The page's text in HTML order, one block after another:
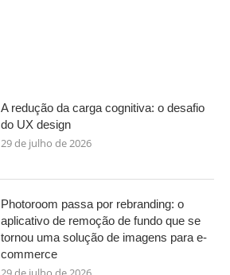
A redução da carga cognitiva: o desafio
do UX design
29 de julho de 2026
Photoroom passa por rebranding: o
aplicativo de remoção de fundo que se
tornou uma solução de imagens para e-
commerce